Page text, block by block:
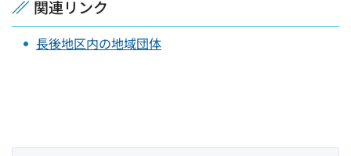
関連リンク
長後地区内の地域団体